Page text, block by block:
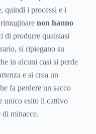
, quindi i processi e i
non hanno
di produrre qualsiasi
si ripiegano su
in alcuni casi si perde
e si crea un
fa perdere un sacco
unico esito il cattivo
di minacce.